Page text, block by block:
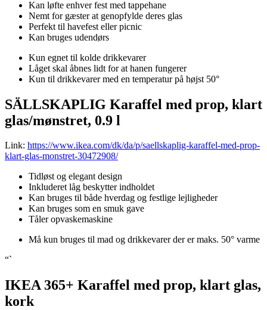
Kan løfte enhver fest med tappehane
Nemt for gæster at genopfylde deres glas
Perfekt til havefest eller picnic
Kan bruges udendørs
Kun egnet til kolde drikkevarer
Låget skal åbnes lidt for at hanen fungerer
Kun til drikkevarer med en temperatur på højst 50°
SÄLLSKAPLIG Karaffel med prop, klart
glas/mønstret, 0.9 l
Link: https://www.ikea.com/dk/da/p/saellskaplig-karaffel-med-prop-
klart-glas-monstret-30472908/
Tidløst og elegant design
Inkluderet låg beskytter indholdet
Kan bruges til både hverdag og festlige lejligheder
Kan bruges som en smuk gave
Tåler opvaskemaskine
Må kun bruges til mad og drikkevarer der er maks. 50° varme
“`
IKEA 365+ Karaffel med prop, klart glas,
kork